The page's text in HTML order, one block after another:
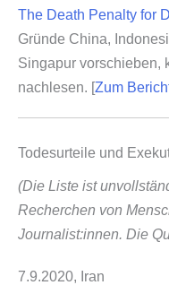
The Death Penalty for
Gründe China,
Singapur vorschieben,
nachlesen. [Zum
Todesurteile und
(Die Liste ist
Recherchen von
Journalist:innen. Die
7.9.2020, Iran